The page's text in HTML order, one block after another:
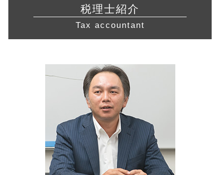
合同会社 資本金
有限 責任
還付申告 期限
確定申告書 作成
中小企業 資金繰り
資本 提携
中小企業再生支援協議会 とは
リスクマネジメント 目的
所得拡大促進税制 とは
不動産業 免許
食品衛生責任者 資格
介護事業 許認可
営業 許認可 申請 静岡県 相談
起業支援 相模原市 相談
経営相談 川崎市 税理士 相談
会社設立 川崎市 税理士
経営相談 愛知県 税理士 相談
税務相談 神奈川県 相談
経営相談 静岡県 税理士
起業支援 東海地方 税理士 相談
会社設立 藤沢市 相談
会社設立 神奈川県 税理士
経営相談 愛知県 税理士
会社設立 愛知県 税理士 相談
税理士紹介
Tax accountant